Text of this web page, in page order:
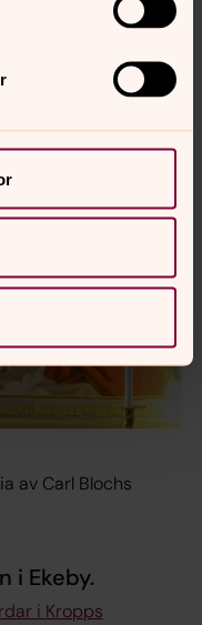
av Carl Blochs
i Ekeby.
i Kropps